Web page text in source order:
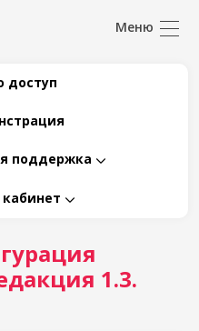
доступ
поддержка
1.3.